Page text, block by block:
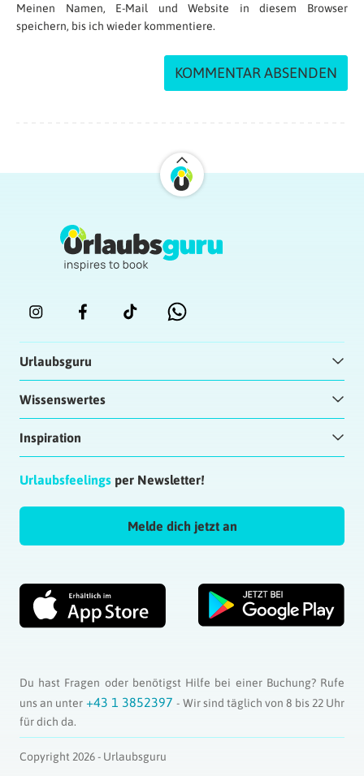
Meinen Namen, E-Mail und Website in diesem Browser
speichern, bis ich wieder kommentiere.
Urlaubsguru
Wissenswertes
Inspiration
Urlaubsfeelings per Newsletter!
Melde dich jetzt an
Du hast Fragen oder benötigst Hilfe bei einer Buchung? Rufe
uns an unter +43 1 3852397- Wir sind täglich von 8 bis 22 Uhr
für dich da.
Copyright 2026 - Urlaubsguru